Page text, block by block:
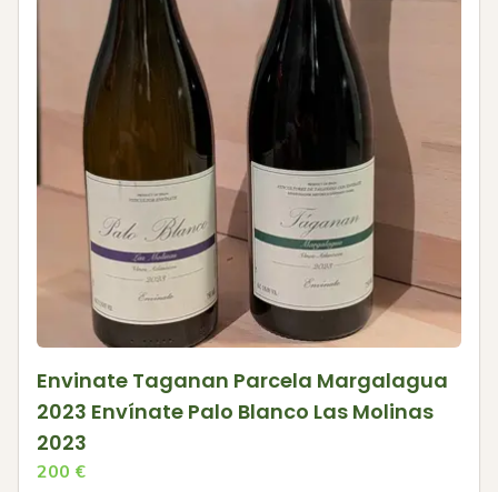
Envinate Taganan Parcela Margalagua
2023 Envínate Palo Blanco Las Molinas
2023
200 €